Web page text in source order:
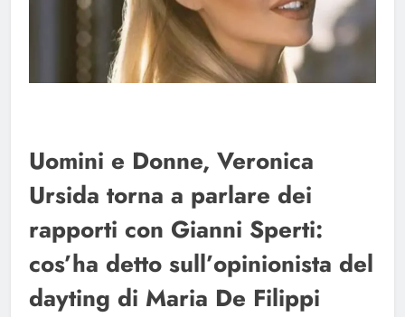
Uomini e Donne, Veronica
Ursida torna a parlare dei
rapporti con Gianni Sperti:
cos’ha detto sull’opinionista del
dayting di Maria De Filippi